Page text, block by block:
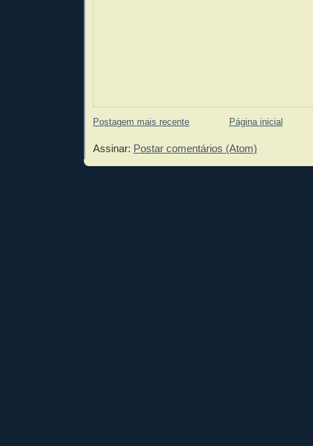
Postagem mais recente Página inicial
Assinar: Postar comentários (Atom)